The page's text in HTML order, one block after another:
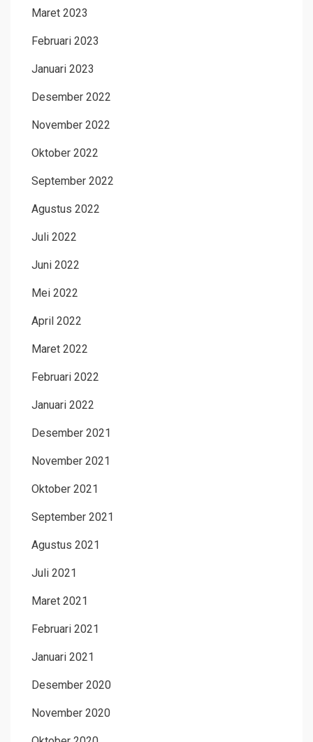
Maret 2023
Februari 2023
Januari 2023
Desember 2022
November 2022
Oktober 2022
September 2022
Agustus 2022
Juli 2022
Juni 2022
Mei 2022
April 2022
Maret 2022
Februari 2022
Januari 2022
Desember 2021
November 2021
Oktober 2021
September 2021
Agustus 2021
Juli 2021
Maret 2021
Februari 2021
Januari 2021
Desember 2020
November 2020